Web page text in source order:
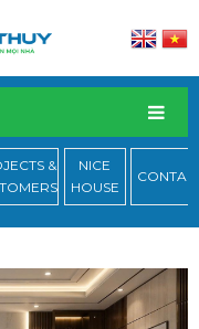
&
NICE
HOUSE